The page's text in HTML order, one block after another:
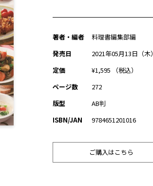
著者・編者
料理書編集部編
発売日
2021年05月13日（木）
定価
¥1,595 （税込）
ページ数
272
版型
AB判
ISBN/JAN
9784651201016
ご購入はこちら